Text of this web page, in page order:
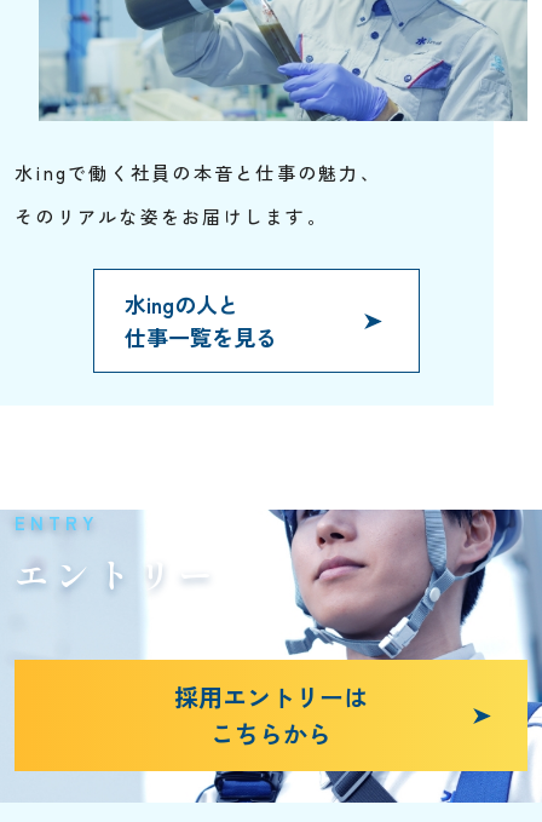
水ingで働く社員の本音と仕事の魅力、
そのリアルな姿をお届けします。
水ingの人と
仕事一覧を見る
ENTRY
エントリー
採用エントリーは
こちらから